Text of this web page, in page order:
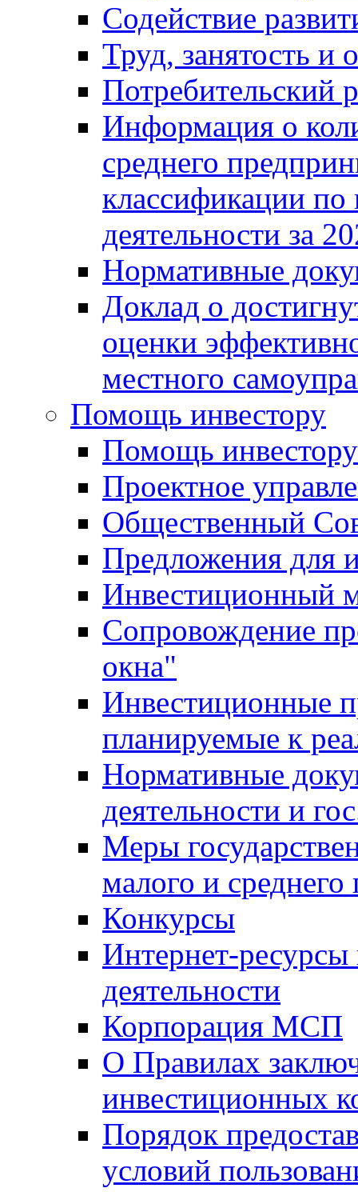
Содействие
Труд, занятость и
Потребительский
Информация о
среднего
классификации
деятельности за
Нормативные
Доклад о
оценки
местного
Помощь инвестору
Помощь инвестору
Проектное
Общественный
Предложения для
Инвестиционный
Сопровождение
окна"
Инвестиционные
планируемые к
Нормативные
деятельности и
Меры
малого и среднего
Конкурсы
Интернет-
деятельности
Корпорация МСП
О Правилах
инвестиционных
Порядок
условий